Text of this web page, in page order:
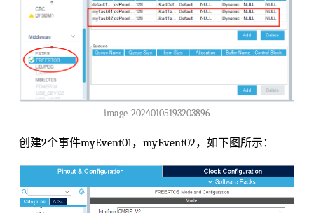
image-20240105193203896
创建2个事件myEvent01，myEvent02，如下图所示：